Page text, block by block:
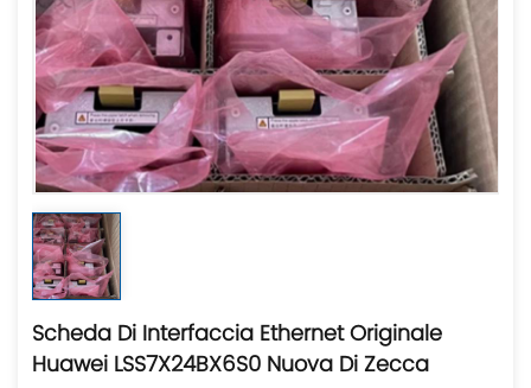
Scheda Di Interfaccia Ethernet Originale
Huawei LSS7X24BX6S0 Nuova Di Zecca